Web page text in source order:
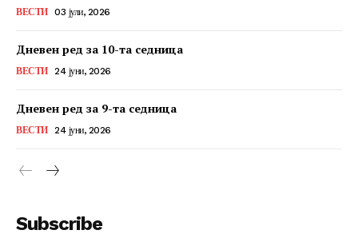
ВЕСТИ 03 јули, 2026
Дневен ред за 10-та седница
ВЕСТИ 24 јуни, 2026
Дневен ред за 9-та седница
ВЕСТИ 24 јуни, 2026
Subscribe